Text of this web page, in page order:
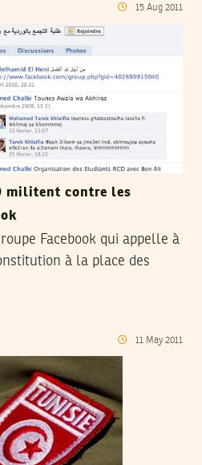
15 Aug 2011
militent contre les
Facebook qui appelle à
à la place des
11 May 2011